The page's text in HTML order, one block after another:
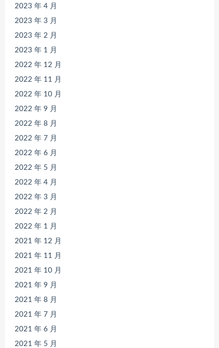
2023 年 4 月
2023 年 3 月
2023 年 2 月
2023 年 1 月
2022 年 12 月
2022 年 11 月
2022 年 10 月
2022 年 9 月
2022 年 8 月
2022 年 7 月
2022 年 6 月
2022 年 5 月
2022 年 4 月
2022 年 3 月
2022 年 2 月
2022 年 1 月
2021 年 12 月
2021 年 11 月
2021 年 10 月
2021 年 9 月
2021 年 8 月
2021 年 7 月
2021 年 6 月
2021 年 5 月